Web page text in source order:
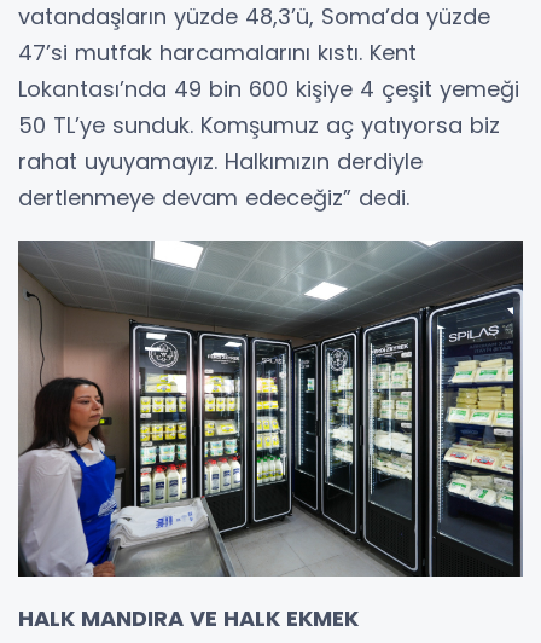
vatandaşların yüzde 48,3’ü, Soma’da yüzde
47’si mutfak harcamalarını kıstı. Kent
Lokantası’nda 49 bin 600 kişiye 4 çeşit yemeği
50 TL’ye sunduk. Komşumuz aç yatıyorsa biz
rahat uyuyamayız. Halkımızın derdiyle
dertlenmeye devam edeceğiz” dedi.
HALK MANDIRA VE HALK EKMEK